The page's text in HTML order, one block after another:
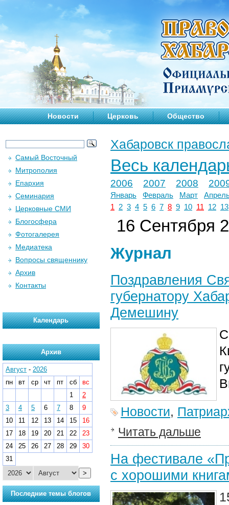
Новости Церковь Общество
Хабаровск
Весь
2006 2007 2008
Январь Февраль Март
1
2 3 4 5 6 7 8 9 10 11 12 13
16 Сентября
Журнал
Поздравления
губернатору
Демешину
Новости,
Читать дальше
На фестивале
с хорошими
Самый Восточный
Митрополия
Епархия
Семинария
Церковные СМИ
Блогосфера
Фотогалерея
Медиатека
Вопросы священнику
Архив
Контакты
Календарь
Архив
Август - 2026
пн
вт ср чт пт сб
вс
1
2
3
4 5 6 7 8
9
10
11 12 13 14 15
16
17
18 19 20 21 22
23
24
25 26 27 28 29
30
31
>
Последние темы блогов